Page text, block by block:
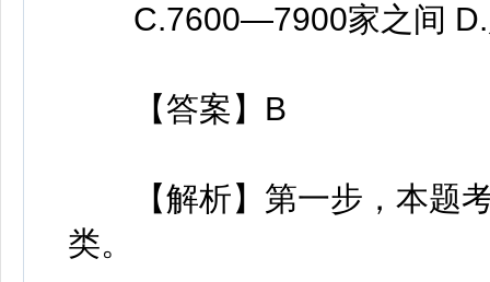
C.7600—7900家之间 D.
【答案】B
【解析】第一步，本题考
类。